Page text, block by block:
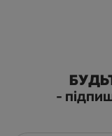
-